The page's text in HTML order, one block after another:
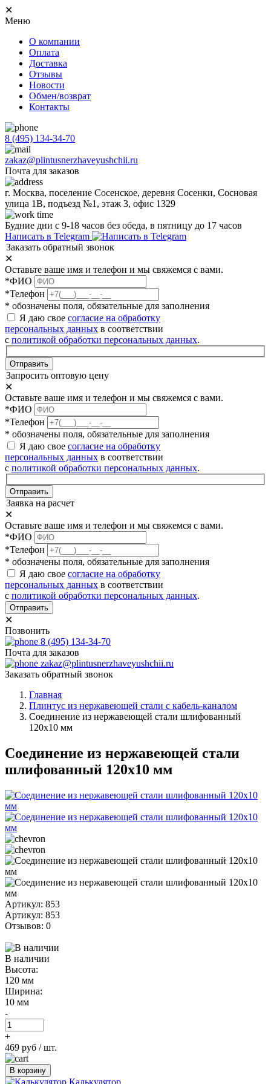
✕
Меню
О компании
Оплата
Доставка
Отзывы
Новости
Обмен/возврат
Контакты
8 (495) 134-34-70
zakaz@plintusnerzhaveyushchii.ru
Почта для заказов
г. Москва, поселение Сосенское, деревня Сосенки, Сосновая
улица 1В, подъезд №1, этаж 3, офис 1329
Будние дни с 9-18 часов без обеда, в пятницу до 17 часов
Написать в Telegram
Заказать обратный звонок
✕
Оставьте ваше имя и телефон и мы свяжемся с вами.
*ФИО
*Телефон
* обозначены поля, обязательные для заполнения
Я даю свое согласие на обработку
персональных данных в соответствии
с политикой обработки персональных данных.
Отправить
Запросить оптовую цену
✕
Оставьте ваше имя и телефон и мы свяжемся с вами.
*ФИО
*Телефон
* обозначены поля, обязательные для заполнения
Я даю свое согласие на обработку
персональных данных в соответствии
с политикой обработки персональных данных.
Отправить
Заявка на расчет
✕
Оставьте ваше имя и телефон и мы свяжемся с вами.
*ФИО
*Телефон
* обозначены поля, обязательные для заполнения
Я даю свое согласие на обработку
персональных данных в соответствии
с политикой обработки персональных данных.
Отправить
✕
Позвонить
8 (495) 134-34-70
Почта для заказов
zakaz@plintusnerzhaveyushchii.ru
Заказать обратный звонок
Главная
Плинтус из нержавеющей стали с кабель-каналом
Соединение из нержавеющей стали шлифованный
120х10 мм
Соединение из нержавеющей стали
шлифованный 120х10 мм
Артикул: 853
Артикул: 853
Отзывов: 0
В наличии
Высота:
120 мм
Ширина:
10 мм
-
+
469 руб / шт.
В корзину
Калькулятор